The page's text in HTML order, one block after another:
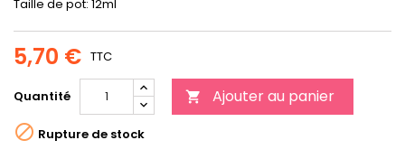
Taille de pot: 12ml
5,70 € TTC
Quantité  Ajouter au panier
 Rupture de stock